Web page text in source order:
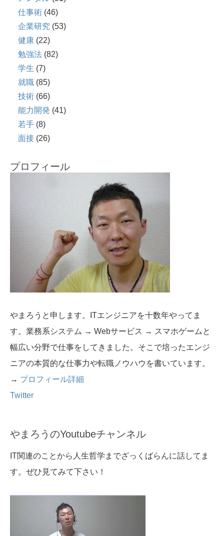
仕事術 (46)
企業研究 (53)
健康 (22)
勉強法 (82)
学生 (7)
就職 (85)
技術 (66)
能力開発 (41)
若手 (8)
面接 (26)
プロフィール
やまろうと申します。ITエンジニアを十数年やってま
す。業務系システム → Webサービス → スマホゲームと
幅広い分野で仕事をしてきました。そこで培ったエンジ
ニアの本質的な仕事力や転職ノウハウを書いています。
→ プロフィール詳細
Twitter
やまろうのYoutubeチャンネル
IT関連のことから人生哲学までざっくばらんに話してま
す。ぜひ見てみて下さい！